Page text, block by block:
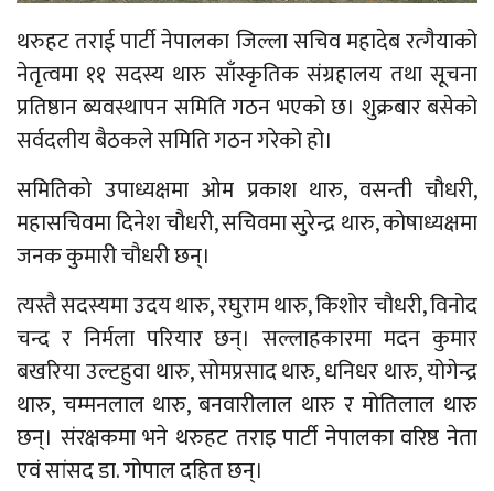
थरुहट तराई पार्टी नेपालका जिल्ला सचिव महादेब रत्गैयाको
नेतृत्वमा ११ सदस्य थारु साँस्कृतिक संग्रहालय तथा सूचना
प्रतिष्ठान ब्यवस्थापन समिति गठन भएको छ। शुक्रबार बसेको
सर्वदलीय बैठकले समिति गठन गरेको हो।
समितिको उपाध्यक्षमा ओम प्रकाश थारु, वसन्ती चौधरी,
महासचिवमा दिनेश चौधरी, सचिवमा सुरेन्द्र थारु, कोषाध्यक्षमा
जनक कुमारी चौधरी छन्।
त्यस्तै सदस्यमा उदय थारु, रघुराम थारु, किशोर चौधरी, विनोद
चन्द र निर्मला परियार छन्। सल्लाहकारमा मदन कुमार
बखरिया उल्टहुवा थारु, सोमप्रसाद थारु, धनिधर थारु, योगेन्द्र
थारु, चम्मनलाल थारु, बनवारीलाल थारु र मोतिलाल थारु
छन्। संरक्षकमा भने थरुहट तराइ पार्टी नेपालका वरिष्ठ नेता
एवं सांसद डा. गोपाल दहित छन्।